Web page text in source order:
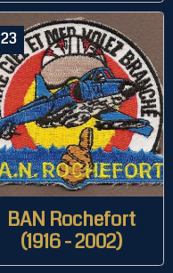
23
BAN Rochefort
(1916 - 2002)